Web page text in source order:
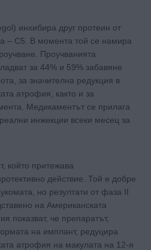
инхибира друг протеин от
– C5. В момента той се намира
Проучванията
за 44% и 59% забавяне
за значителна редукция в
атрофия, както и за
Медикаментът се прилага
инжекции всеки месец за
който притежава
действие. Той е добре
но резултати от фаза II
на Американската
показват, че препаратът,
на имплант, редуцира
атрофия на макулата на 12-я